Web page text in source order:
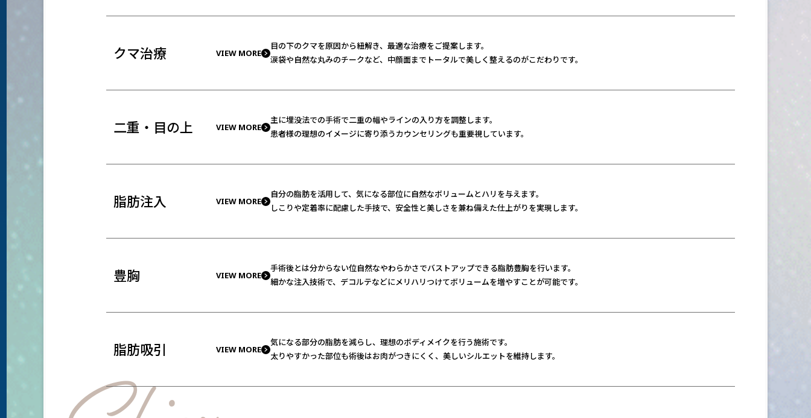
クマ治療 VIEW MORE
目の下のクマを原因から紐解き、最適な治療をご提案します。
涙袋や自然な丸みのチークなど、中顔面までトータルで美しく整えるのがこだわりです。
二重・目の上 VIEW MORE
主に埋没法での手術で二重の幅やラインの入り方を調整します。
患者様の理想のイメージに寄り添うカウンセリングも重要視しています。
脂肪注入 VIEW MORE
自分の脂肪を活用して、気になる部位に自然なボリュームとハリを与えます。
しこりや定着率に配慮した手技で、安全性と美しさを兼ね備えた仕上がりを実現します。
豊胸 VIEW MORE
手術後とは分からない位自然なやわらかさでバストアップできる脂肪豊胸を行います。
細かな注入技術で、デコルテなどにメリハリつけてボリュームを増やすことが可能です。
脂肪吸引 VIEW MORE
気になる部分の脂肪を減らし、理想のボディメイクを行う施術です。
太りやすかった部位も術後はお肉がつきにくく、 美しいシルエットを維持します。